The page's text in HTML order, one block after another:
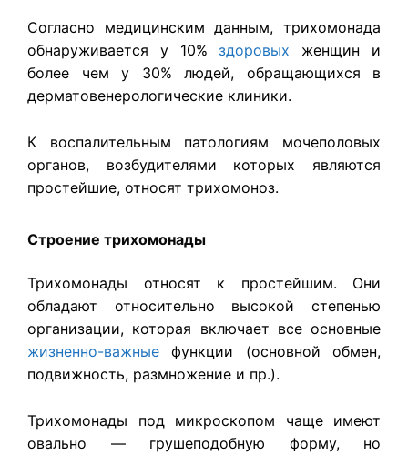
Согласно медицинским данным, трихомонада
обнаруживается у 10%здоровых женщин и
более чем у 30% людей, обращающихся в
дерматовенерологические клиники.
К воспалительным патологиям мочеполовых
органов, возбудителями которых являются
простейшие, относят трихомоноз.
Строение трихомонады
Трихомонады относят к простейшим. Они
обладают относительно высокой степенью
организации, которая включает все основные
жизненно-важные функции (основной обмен,
подвижность, размножение и пр.).
Трихомонады под микроскопом чаще имеют
овально — грушеподобную форму, но